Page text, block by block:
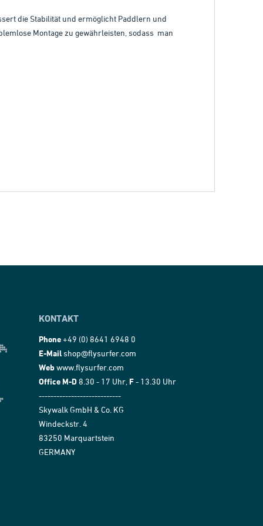
die Stabilität und ermöglicht Paddlern und
Montage zu gewährleisten, sodass man
KONTAKT
Phone+49 (0) 8641 6948 0
E-Mailshop@flysurfer.com
Webwww.flysurfer.com
Office M-D 8.30 - 17 Uhr, F- 13.30 Uhr
----------------------------
Skywalk GmbH & Co. KG
Windeckstr. 4
83250 Marquartstein
GERMANY